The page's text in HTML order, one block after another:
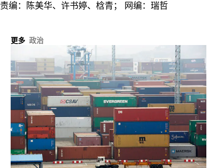
责编：陈美华、许书婷、梒青； 网编：瑞哲
更多 政治